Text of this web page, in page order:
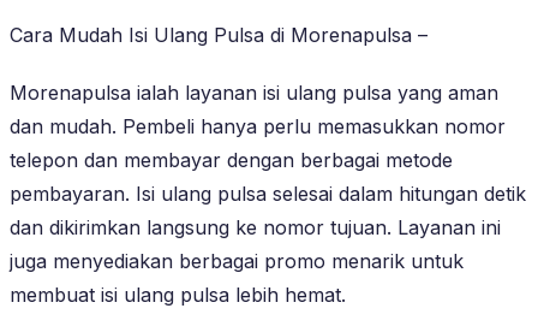
Cara Mudah Isi Ulang Pulsa di Morenapulsa –
Morenapulsa ialah layanan isi ulang pulsa yang aman
dan mudah. Pembeli hanya perlu memasukkan nomor
telepon dan membayar dengan berbagai metode
pembayaran. Isi ulang pulsa selesai dalam hitungan detik
dan dikirimkan langsung ke nomor tujuan. Layanan ini
juga menyediakan berbagai promo menarik untuk
membuat isi ulang pulsa lebih hemat.